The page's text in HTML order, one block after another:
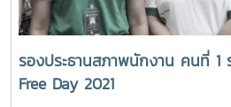
รองประธานสภาพนักงาน คนที่ 1
Free Day 2021